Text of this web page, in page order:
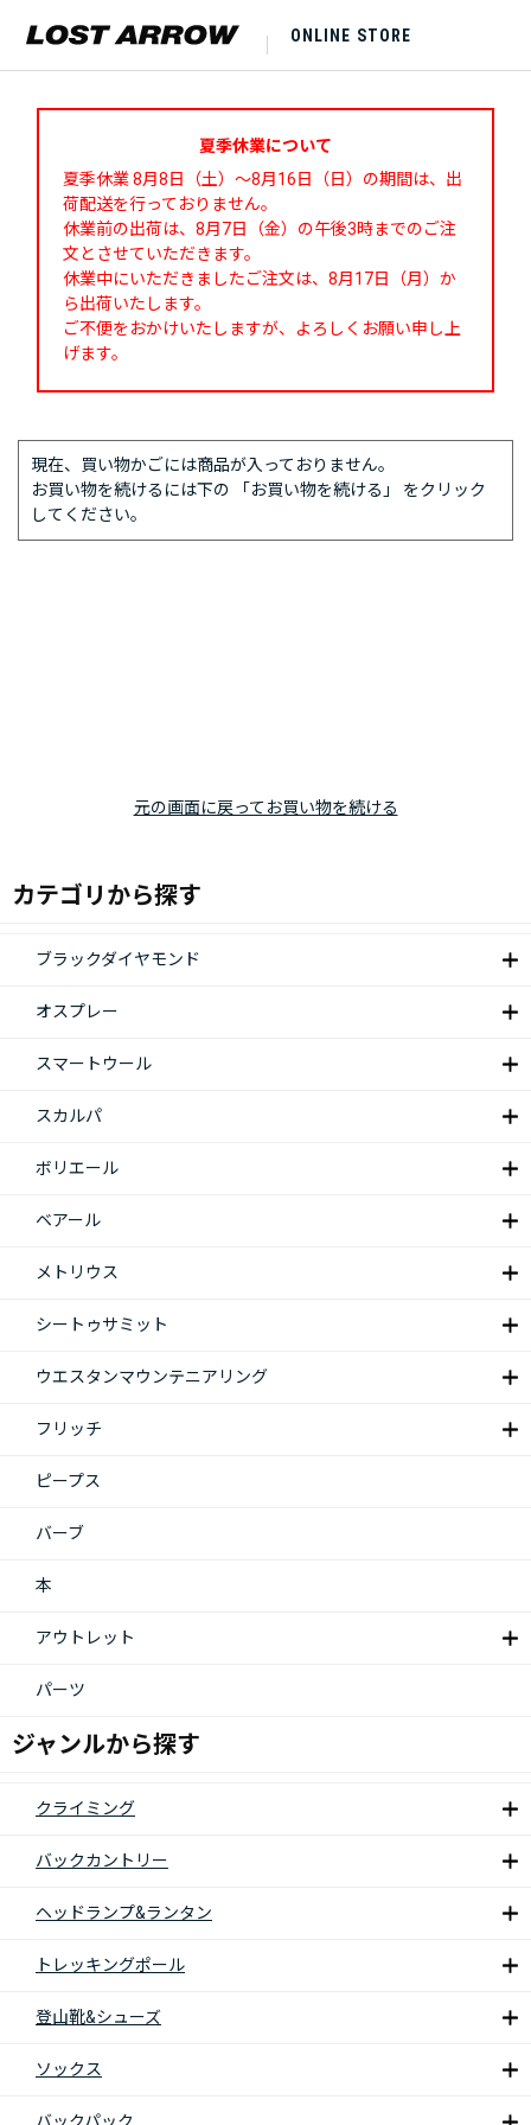
ONLINE STORE
夏季休業について
夏季休業 8月8日（土）～8月16日（日）の期間は、出
荷配送を行っておりません。
休業前の出荷は、8月7日（金）の午後3時までのご注
文とさせていただきます。
休業中にいただきましたご注文は、8月17日（月）か
ら出荷いたします。
ご不便をおかけいたしますが、よろしくお願い申し上
げます。
現在、買い物かごには商品が入っておりません。
お買い物を続けるには下の 「お買い物を続ける」 をクリック
してください。
元の画面に戻ってお買い物を続ける
カテゴリから探す
ブラックダイヤモンド
オスプレー
スマートウール
スカルパ
ボリエール
ベアール
メトリウス
シートゥサミット
ウエスタンマウンテニアリング
フリッチ
ピープス
バーブ
本
アウトレット
パーツ
ジャンルから探す
クライミング
バックカントリー
ヘッドランプ&ランタン
トレッキングポール
登山靴&シューズ
ソックス